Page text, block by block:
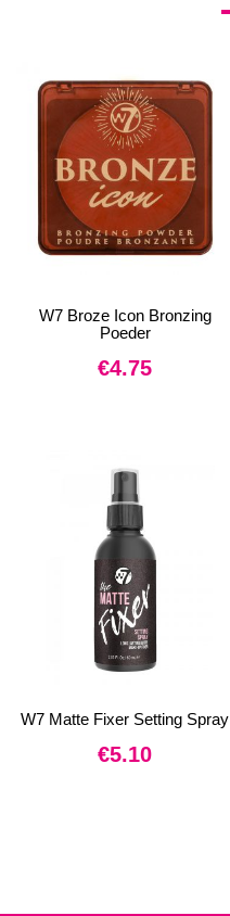
W7 Broze Icon Bronzing
Poeder
€4.75
W7 Matte Fixer Setting Spray
€5.10